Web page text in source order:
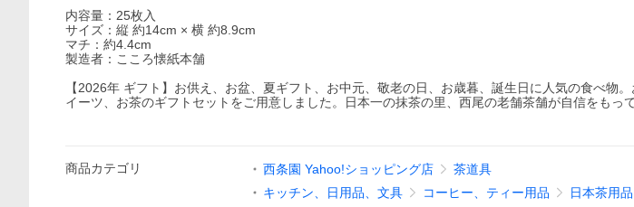
内容量：25枚入
サイズ：縦 約14cm × 横 約8.9cm
マチ：約4.4cm
製造者：こころ懐紙本舗
【2026年 ギフト】お供え、お盆、夏ギフト、お中元、敬老の日、お歳暮、誕生日に人気の食べ物
イーツ、お茶のギフトセットをご用意しました。日本一の抹茶の里、西尾の老舗茶舗が自信をもっ
商品カテゴリ 西条園 Yahoo!ショッピング店
茶道具
キッチン、日用品、文具
コーヒー、ティー用品 日本茶用